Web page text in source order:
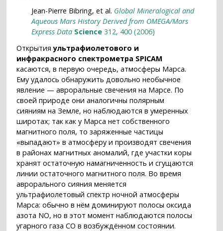
Jean-Pierre Bibring, et al. Global Mineralogical and
Aqueous Mars History Derived from OMEGA/Mars
Express Data Science 312, 400 (2006)
Открытияультрафиолетового и
инфракрасного спектрометра SPICAM
касаются, в первую очередь, атмосферы Марса.
Ему удалось обнаружить довольно необычное
явление — авроральные свечения на Марсе. По
своей природе они аналогичны полярным
сияниям на Земле, но наблюдаются в умеренных
широтах; так как у Марса нет собственного
магнитного поля, то заряженные частицы
«выпадают» в атмосферу и производят свечения
в районах магнитных аномалий, где участки коры
хранят остаточную намагниченность и сгущаются
линии остаточного магнитного поля. Во время
аврорального сияния меняется
ультрафиолетовый спектр ночной атмосферы
Марса: обычно в нём доминируют полосы оксида
азота NO, но в этот момент наблюдаются полосы
угарного газа CO в возбуждённом состоянии.